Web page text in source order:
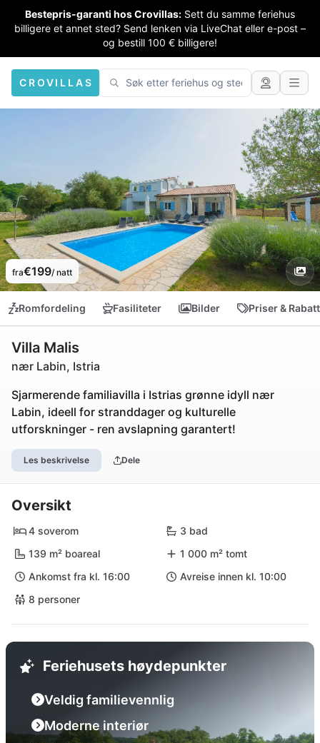
Bestepris-garanti hos Crovillas: Sett du samme feriehus
billigere et annet sted? Send lenken via LiveChat eller e-post –
og bestill 100 € billigere!
CROVILLAS
fra€199/ natt
Romfordeling Fasiliteter Bilder Priser &
Villa Malis
nær Labin, Istria
Sjarmerende familiavilla i Istrias grønne idyll nær
Labin, ideell for stranddager og kulturelle
utforskninger - ren avslapning garantert!
Les beskrivelse Dele
Oversikt
4 soverom
3 bad
139 m² boareal
1 000 m² tomt
Ankomst fra kl. 16:00
Avreise innen kl. 10:00
8 personer
Feriehusets høydepunkter
Veldig familievennlig
Moderne interiør